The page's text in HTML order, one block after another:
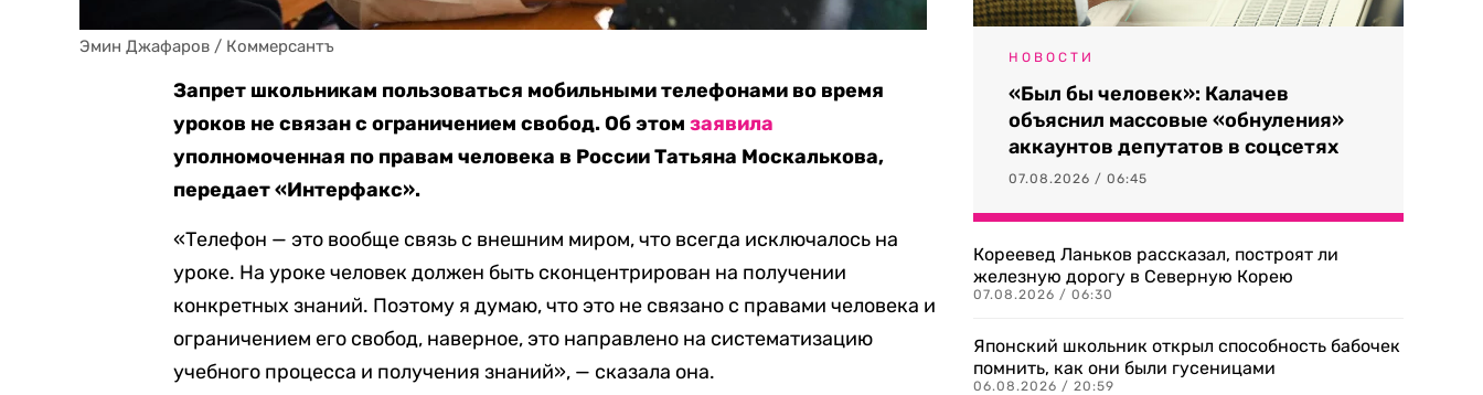
Эмин Джафаров / Коммерсантъ
Запрет школьникам пользоваться мобильными телефонами во время
уроков не связан с ограничением свобод. Об этомзаявила
уполномоченная по правам человека в России Татьяна Москалькова,
передает «Интерфакс».
«Телефон — это вообще связь с внешним миром, что всегда исключалось на
уроке. На уроке человек должен быть сконцентрирован на получении
конкретных знаний. Поэтому я думаю, что это не связано с правами человека и
ограничением его свобод, наверное, это направлено на систематизацию
учебного процесса и получения знаний», — сказала она.
НОВОСТИ
«Был бы человек»: Калачев
объяснил массовые «обнуления»
аккаунтов депутатов в соцсетях
07.08.2026 / 06:45
Кореевед Ланьков рассказал, построят ли
железную дорогу в Северную Корею
07.08.2026 / 06:30
Японский школьник открыл способность бабочек
помнить, как они были гусеницами
06.08.2026 / 20:59